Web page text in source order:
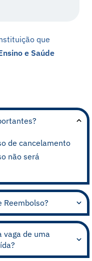
que
e Saúde
de cancelamento
não será
Reembolso?
de uma